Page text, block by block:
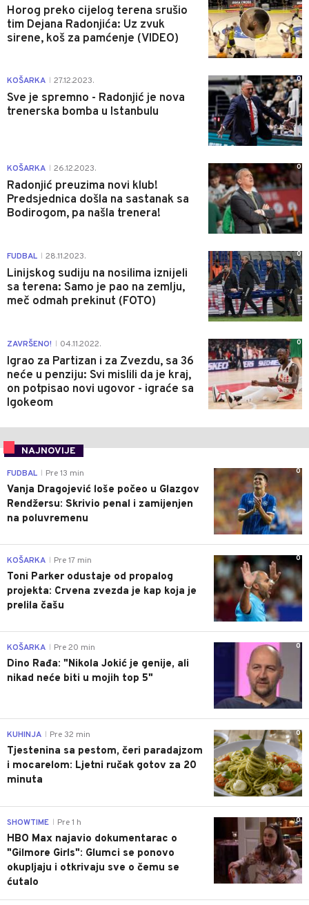
Horog preko cijelog terena srušio
tim Dejana Radonjića: Uz zvuk
sirene, koš za pamćenje (VIDEO)
KOŠARKA 27.12.2023.
Sve je spremno - Radonjić je nova
trenerska bomba u Istanbulu
0
KOŠARKA 26.12.2023.
Radonjić preuzima novi klub!
Predsjednica došla na sastanak sa
Bodirogom, pa našla trenera!
0
FUDBAL 28.11.2023.
Linijskog sudiju na nosilima iznijeli
sa terena: Samo je pao na zemlju,
meč odmah prekinut (FOTO)
0
ZAVRŠENO! 04.11.2022.
Igrao za Partizan i za Zvezdu, sa 36
neće u penziju: Svi mislili da je kraj,
on potpisao novi ugovor - igraće sa
Igokeom
0
NAJNOVIJE
0
FUDBAL Pre 13 min
Vanja Dragojević loše počeo u Glazgov
Rendžersu: Skrivio penal i zamijenjen
na poluvremenu
0
KOŠARKA Pre 17 min
Toni Parker odustaje od propalog
projekta: Crvena zvezda je kap koja je
prelila čašu
0
KOŠARKA Pre 20 min
Dino Rađa: "Nikola Jokić je genije, ali
nikad neće biti u mojih top 5"
0
KUHINJA Pre 32 min
Tjestenina sa pestom, čeri paradajzom
i mocarelom: Ljetni ručak gotov za 20
minuta
0
SHOWTIME Pre 1 h
HBO Max najavio dokumentarac o
"Gilmore Girls": Glumci se ponovo
okupljaju i otkrivaju sve o čemu se
ćutalo